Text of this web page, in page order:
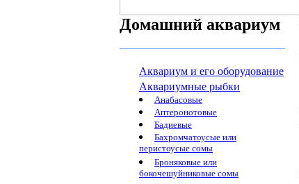
Домашний аквариум
Аквариум и его оборудование
Аквариумные рыбки
Анабасовые
Аптеронотовые
Бадиевые
Бахромчатоусые или
перистоусые сомы
Броняковые или
бокочешуйниковые сомы